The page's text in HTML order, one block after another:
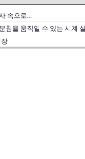
속으로...
침을 움직일 수 있는 시계